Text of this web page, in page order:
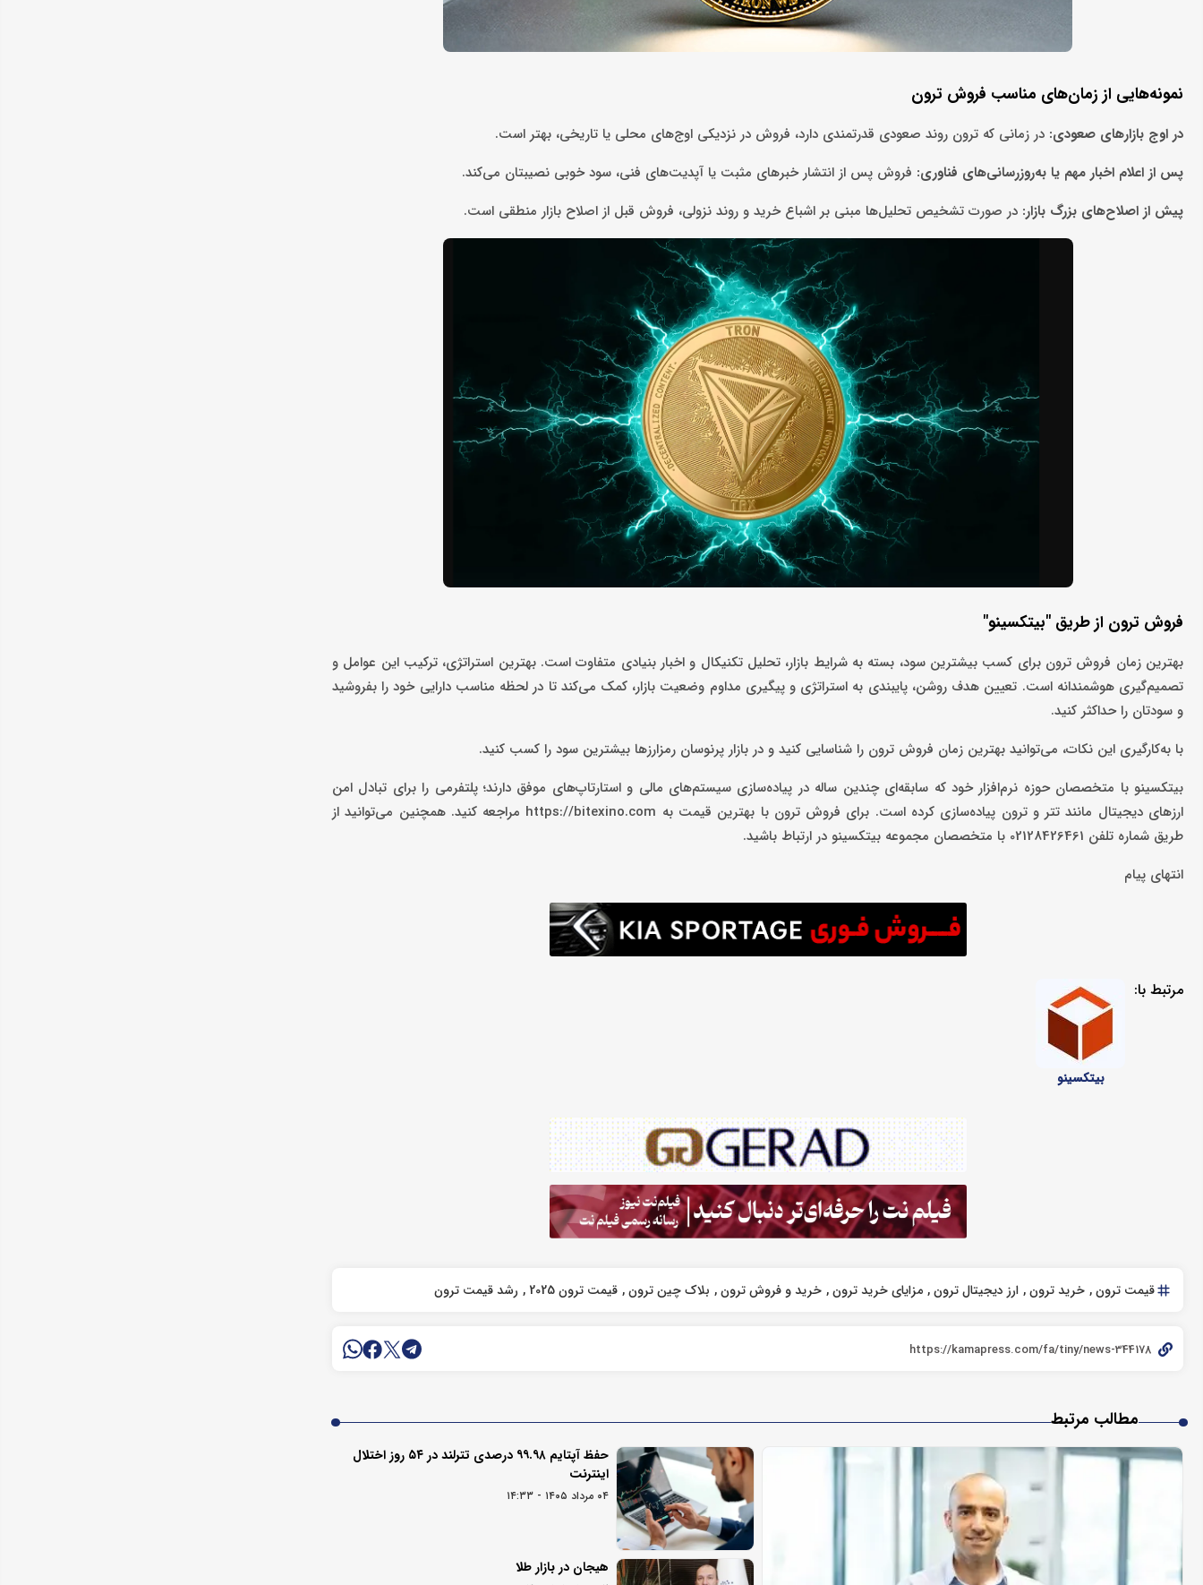
نمونه‌هایی از زمان‌های مناسب فروش ترون
در اوج بازارهای صعودی: در زمانی که ترون روند صعودی قدرتمندی دارد، فروش در نزدیکی اوج‌های محلی یا تاریخی، بهتر است.
پس از اعلام اخبار مهم یا به‌روزرسانی‌های فناوری: فروش پس از انتشار خبرهای مثبت یا آپدیت‌های فنی، سود خوبی نصیبتان می‌کند.
پیش از اصلاح‌های بزرگ بازار: در صورت تشخیص تحلیل‌ها مبنی بر اشباع خرید و روند نزولی، فروش قبل از اصلاح بازار منطقی است.
فروش ترون از طریق "بیتکسینو"
بهترین زمان فروش ترون برای کسب بیشترین سود، بسته به شرایط بازار، تحلیل تکنیکال و اخبار بنیادی متفاوت است. بهترین استراتژی، ترکیب این عوامل و
تصمیم‌گیری هوشمندانه است. تعیین هدف روشن، پایبندی به استراتژی و پیگیری مداوم وضعیت بازار، کمک می‌کند تا در لحظه مناسب دارایی خود را بفروشید
و سودتان را حداکثر کنید.
با به‌کارگیری این نکات، می‌توانید بهترین زمان فروش ترون را شناسایی کنید و در بازار پرنوسان رمزارزها بیشترین سود را کسب کنید.
بیتکسینو با متخصصان حوزه نرم‌افزار خود که سابقه‌ای چندین ساله در پیاده‌سازی سیستم‌های مالی و استارتاپ‌های موفق دارند؛ پلتفرمی را برای تبادل امن
ارزهای دیجیتال مانند تتر و ترون پیاده‌سازی کرده‌ است. برای فروش ترون با بهترین قیمت به https://bitexino.com مراجعه کنید. همچنین می‌توانید از
طریق شماره تلفن 02128426461 با متخصصان مجموعه بیتکسینو در ارتباط باشید.
انتهای پیام
مرتبط با:
بیتکسینو
قیمت ترون خرید ترون ارز دیجیتال ترون مزایای خرید ترون خرید و فروش ترون بلاک چین ترون قیمت ترون 2025 رشد قیمت ترون
مطالب مرتبط
حفظ آپتایم ۹۹.۹۸ درصدی تترلند در ۵۴ روز اختلال
اینترنت
۰۴ مرداد ۱۴۰۵ - ۱۴:۳۳
هیجان در بازار طلا